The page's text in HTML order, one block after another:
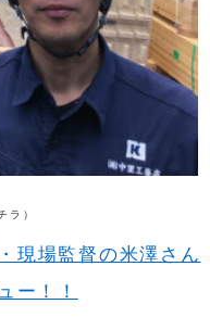
ラ）
現場監督の米澤さん
ー！！